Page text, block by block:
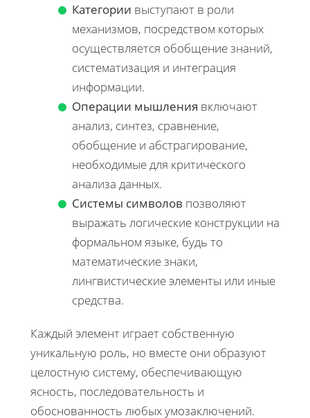
Категории выступают в роли
механизмов, посредством которых
осуществляется обобщение знаний,
систематизация и интеграция
информации.
Операции мышления включают
анализ, синтез, сравнение,
обобщение и абстрагирование,
необходимые для критического
анализа данных.
Системы символов позволяют
выражать логические конструкции на
формальном языке, будь то
математические знаки,
лингвистические элементы или иные
средства.
Каждый элемент играет собственную
уникальную роль, но вместе они образуют
целостную систему, обеспечивающую
ясность, последовательность и
обоснованность любых умозаключений.